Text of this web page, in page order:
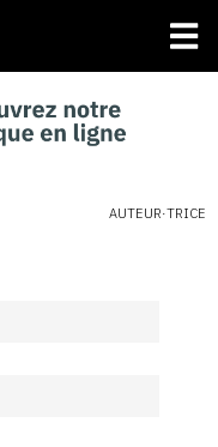
AUTEUR·TRICE